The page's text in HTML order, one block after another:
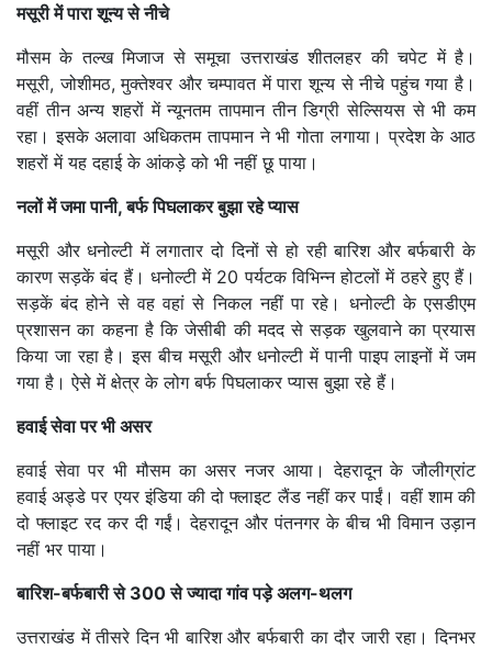
मसूरी में पारा शून्य से नीचे
मौसम के तल्ख मिजाज से समूचा उत्तराखंड शीतलहर की चपेट में है।
मसूरी, जोशीमठ, मुक्तेश्वर और चम्पावत में पारा शून्य से नीचे पहुंच गया है।
वहीं तीन अन्य शहरों में न्यूनतम तापमान तीन डिग्री सेल्सियस से भी कम
रहा। इसके अलावा अधिकतम तापमान ने भी गोता लगाया। प्रदेश के आठ
शहरों में यह दहाई के आंकड़े को भी नहीं छू पाया।
नलों में जमा पानी, बर्फ पिघलाकर बुझा रहे प्यास
मसूरी और धनोल्टी में लगातार दो दिनों से हो रही बारिश और बर्फबारी के
कारण सड़कें बंद हैं। धनोल्टी में 20 पर्यटक विभिन्न होटलों में ठहरे हुए हैं।
सड़कें बंद होने से वह वहां से निकल नहीं पा रहे। धनोल्टी के एसडीएम
प्रशासन का कहना है कि जेसीबी की मदद से सड़क खुलवाने का प्रयास
किया जा रहा है। इस बीच मसूरी और धनोल्टी में पानी पाइप लाइनों में जम
गया है। ऐसे में क्षेत्र के लोग बर्फ पिघलाकर प्यास बुझा रहे हैं।
हवाई सेवा पर भी असर
हवाई सेवा पर भी मौसम का असर नजर आया। देहरादून के जौलीग्रांट
हवाई अड्डे पर एयर इंडिया की दो फ्लाइट लैंड नहीं कर पाईं। वहीं शाम की
दो फ्लाइट रद कर दी गईं। देहरादून और पंतनगर के बीच भी विमान उड़ान
नहीं भर पाया।
बारिश-बर्फबारी से 300 से ज्यादा गांव पड़े अलग-थलग
उत्तराखंड में तीसरे दिन भी बारिश और बर्फबारी का दौर जारी रहा। दिनभर